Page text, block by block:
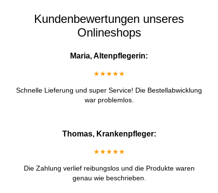
Kundenbewertungen unseres
Onlineshops
Maria, Altenpflegerin:
★★★★★
Schnelle Lieferung und super Service! Die Bestellabwicklung
war problemlos.
Thomas, Krankenpfleger:
★★★★★
Die Zahlung verlief reibungslos und die Produkte waren
genau wie beschrieben.